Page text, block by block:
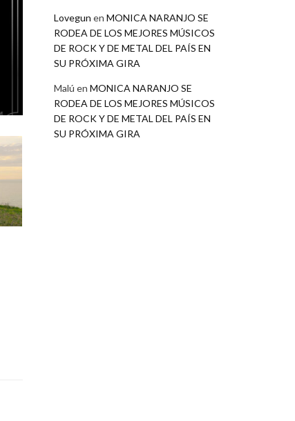
Lovegun en MONICA NARANJO SE
RODEA DE LOS MEJORES MÚSICOS
DE ROCK Y DE METAL DEL PAÍS EN
SU PRÓXIMA GIRA
Malú en MONICA NARANJO SE
RODEA DE LOS MEJORES MÚSICOS
DE ROCK Y DE METAL DEL PAÍS EN
SU PRÓXIMA GIRA